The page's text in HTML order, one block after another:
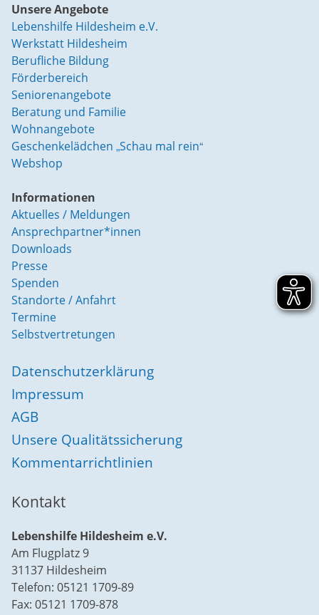
Unsere Angebote
Lebenshilfe Hildesheim e.V.
Werkstatt Hildesheim
Berufliche Bildung
Förderbereich
Seniorenangebote
Beratung und Familie
Wohnangebote
Geschenkelädchen „Schau mal rein“
Webshop
Informationen
Aktuelles / Meldungen
Ansprechpartner*innen
Downloads
Presse
Spenden
Standorte / Anfahrt
Termine
Selbstvertretungen
Datenschutzerklärung
Impressum
AGB
Unsere Qualitätssicherung
Kommentarrichtlinien
Kontakt
Lebenshilfe Hildesheim e.V.
Am Flugplatz 9
31137 Hildesheim
Telefon: 05121 1709-89
Fax: 05121 1709-878